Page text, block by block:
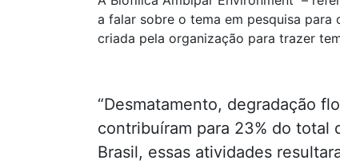
a falar sobre o tema em pesquisa
criada pela organização para trazer
“Desmatamento, degradação
contribuíram para 23% do total
Brasil, essas atividades